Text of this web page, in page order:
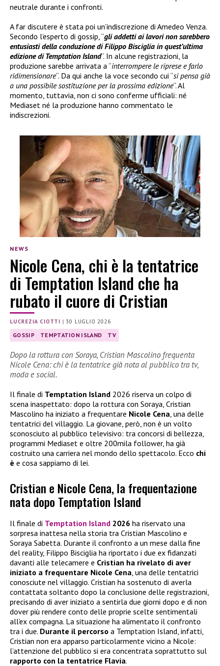
neutrale durante i confronti.
A far discutere è stata poi un’indiscrezione di Amedeo Venza.
Secondo l’esperto di gossip, “gli addetti ai lavori non sarebbero
entusiasti della conduzione di Filippo Bisciglia in quest’ultima
edizione di Temptation Island“. In alcune registrazioni, la
produzione sarebbe arrivata a “interrompere le riprese e farlo
ridimensionare“. Da qui anche la voce secondo cui “si pensa già
a una possibile sostituzione per la prossima edizione“. Al
momento, tuttavia, non ci sono conferme ufficiali: né
Mediaset né la produzione hanno commentato le
indiscrezioni.
NEWS
Nicole Cena, chi è la tentatrice
di Temptation Island che ha
rubato il cuore di Cristian
LUCREZIA CIOTTI |30 LUGLIO 2026
GOSSIP TEMPTATION ISLAND TV
Dopo la rottura con Soraya, Cristian Mascolino frequenta
Nicole Cena: chi è la tentatrice già nota al pubblico tra tv,
moda e social.
Il finale di Temptation Island 2026 riserva un colpo di
scena inaspettato: dopo la rottura con Soraya, Cristian
Mascolino ha iniziato a frequentare Nicole Cena, una delle
tentatrici del villaggio. La giovane, però, non è un volto
sconosciuto al pubblico televisivo: tra concorsi di bellezza,
programmi Mediaset e oltre 200mila follower, ha già
costruito una carriera nel mondo dello spettacolo. Ecco chi
è e cosa sappiamo di lei.
Cristian e Nicole Cena, la frequentazione
nata dopo Temptation Island
Il finale di Temptation Island 2026 ha riservato una
sorpresa inattesa nella storia tra Cristian Mascolino e
Soraya Sabetta. Durante il confronto a un mese dalla fine
del reality, Filippo Bisciglia ha riportato i due ex fidanzati
davanti alle telecamere e Cristian ha rivelato di aver
iniziato a frequentare Nicole Cena , una delle tentatrici
conosciute nel villaggio. Cristian ha sostenuto di averla
contattata soltanto dopo la conclusione delle registrazioni,
precisando di aver iniziato a sentirla due giorni dopo e di non
dover più rendere conto delle proprie scelte sentimentali
all’ex compagna. La situazione ha alimentato il confronto
tra i due. Durante il percorso a Temptation Island, infatti,
Cristian non era apparso particolarmente vicino a Nicole:
l’attenzione del pubblico si era concentrata soprattutto sul
rapporto con la tentatrice Flavia.